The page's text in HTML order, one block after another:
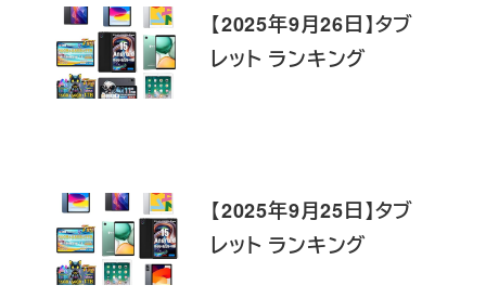
【2025年9月26日】タブ
レット ランキング
【2025年9月25日】タブ
レット ランキング